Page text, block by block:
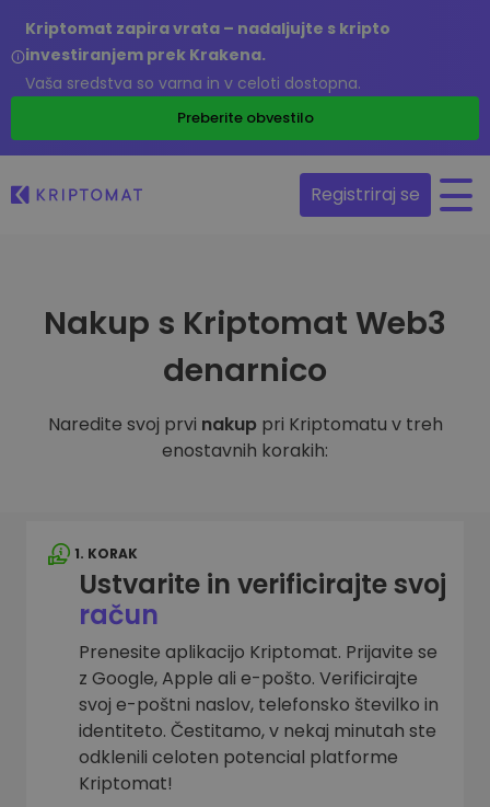
Kriptomat zapira vrata – nadaljujte s kripto
investiranjem prek Krakena.
Vaša sredstva so varna in v celoti dostopna.
Preberite obvestilo
Registriraj se
Nakup s Kriptomat Web3
denarnico
Naredite svoj prvi nakuppri Kriptomatu v treh
enostavnih korakih:
1. KORAK
Ustvarite in verificirajte svoj
račun
Prenesite aplikacijo Kriptomat. Prijavite se
z Google, Apple ali e-pošto. Verificirajte
svoj e-poštni naslov, telefonsko številko in
identiteto. Čestitamo, v nekaj minutah ste
odklenili celoten potencial platforme
Kriptomat!